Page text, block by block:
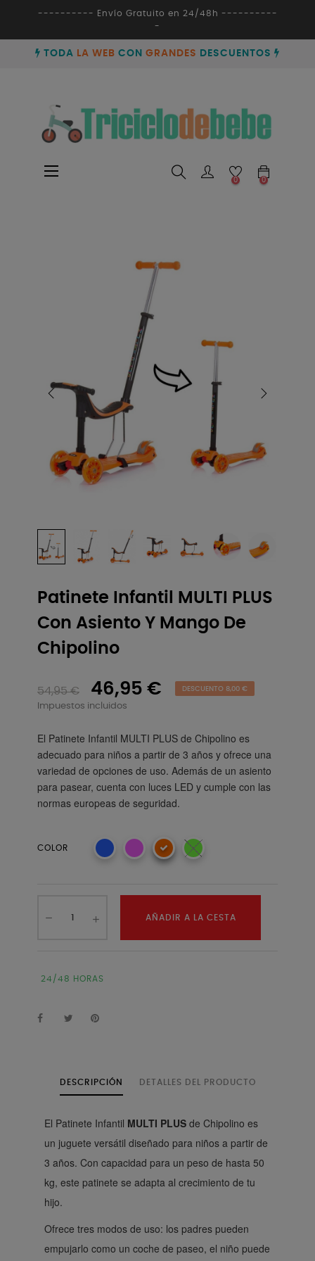
---------- Envío Gratuito en 24/48h ----------
-
TODA LA WEB CON GRANDES DESCUENTOS
Navegación
☰
0 0
Patinete Infantil MULTI PLUS
Con Asiento Y Mango De
Chipolino
54,95 € 46,95 € DESCUENTO 8,00 €
Impuestos incluidos
El Patinete Infantil MULTI PLUS de Chipolino es
adecuado para niños a partir de 3 años y ofrece una
variedad de opciones de uso. Además de un asiento
para pasear, cuenta con luces LED y cumple con las
normas europeas de seguridad.
COLOR
AÑADIR A LA CESTA
24/48 HORAS
DESCRIPCIÓN DETALLES DEL PRODUCTO
El Patinete Infantil MULTI PLUS de Chipolino es
un juguete versátil diseñado para niños a partir de
3 años. Con capacidad para un peso de hasta 50
kg, este patinete se adapta al crecimiento de tu
hijo.
Ofrece tres modos de uso: los padres pueden
empujarlo como un coche de paseo, el niño puede